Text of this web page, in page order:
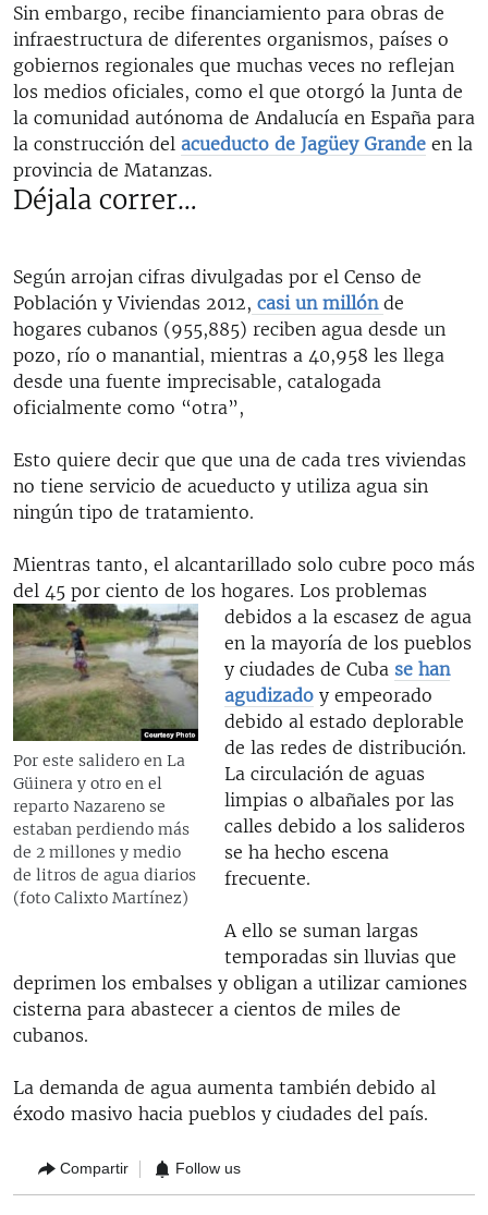
Sin embargo, recibe financiamiento para obras de
infraestructura de diferentes organismos, países o
gobiernos regionales que muchas veces no reflejan
los medios oficiales, como el que otorgó la Junta de
la comunidad autónoma de Andalucía en España para
la construcción del acueducto de Jagüey Grande en la
provincia de Matanzas.
Déjala correr…
Según arrojan cifras divulgadas por el Censo de
Población y Viviendas 2012, casi un millón de
hogares cubanos (955,885) reciben agua desde un
pozo, río o manantial, mientras a 40,958 les llega
desde una fuente imprecisable, catalogada
oficialmente como “otra”,
Esto quiere decir que que una de cada tres viviendas
no tiene servicio de acueducto y utiliza agua sin
ningún tipo de tratamiento.
Mientras tanto, el alcantarillado solo cubre poco más
del 45 por ciento de los hogares.
Por este salidero en La
Güinera y otro en el
reparto Nazareno se
estaban perdiendo más
de 2 millones y medio
de litros de agua diarios
(foto Calixto Martínez)
Los problemas
debidos a la escasez de agua
en la mayoría de los pueblos
y ciudades de Cuba se han
agudizadoy empeorado
debido al estado deplorable
de las redes de distribución.
La circulación de aguas
limpias o albañales por las
calles debido a los salideros
se ha hecho escena
frecuente.
A ello se suman largas
temporadas sin lluvias que
deprimen los embalses y obligan a utilizar camiones
cisterna para abastecer a cientos de miles de
cubanos.
La demanda de agua aumenta también debido al
éxodo masivo hacia pueblos y ciudades del país.
Compartir Follow us